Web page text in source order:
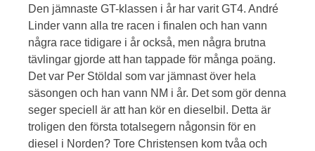
Den jämnaste GT-klassen i år har varit GT4. André
Linder vann alla tre racen i finalen och han vann
några race tidigare i år också, men några brutna
tävlingar gjorde att han tappade för många poäng.
Det var Per Stöldal som var jämnast över hela
säsongen och han vann NM i år. Det som gör denna
seger speciell är att han kör en dieselbil. Detta är
troligen den första totalsegern någonsin för en
diesel i Norden? Tore Christensen kom tvåa och